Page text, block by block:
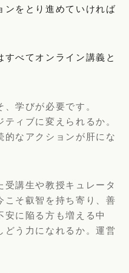
ンをとり進めていければ
すべてオンライン講義と
学びが必要です。
ィブに変えられるか。
的なアクションが肝にな
受講生や教授キュレータ
こそ叡智を持ち寄り、善
に陥る方も増える中
どう力になれるか。運営